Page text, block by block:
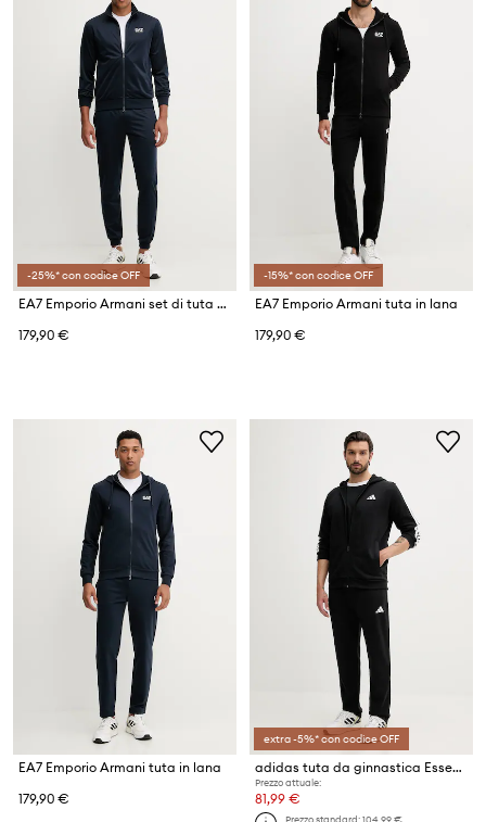
-25%* con codice OFF
EA7 Emporio Armani set di tuta da uomo
179,90 €
-15%* con codice OFF
EA7 Emporio Armani tuta in lana
179,90 €
EA7 Emporio Armani tuta in lana
179,90 €
extra -5%* con codice OFF
adidas tuta da ginnastica Essentials
Prezzo attuale:
81,99 €
Prezzo standard:104,99 €